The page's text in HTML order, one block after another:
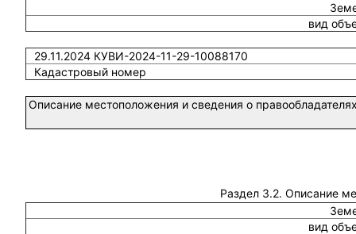
вид
29.11.2024 КУВИ-2024-11-29-10088170
Кадастровый номер
Описание местоположения и сведения о
Раздел 3.2. Описание
вид